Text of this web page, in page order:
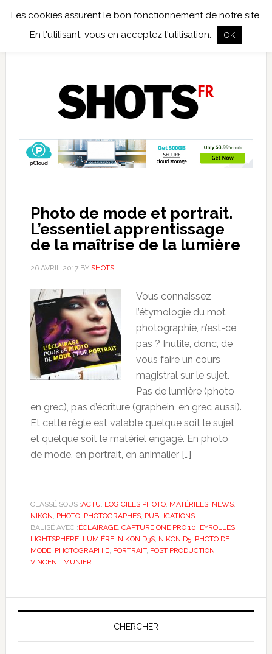
Photo de mode et portrait.
L’essentiel apprentissage
de la maîtrise de la lumière
26 AVRIL 2017BY SHOTS
Vous connaissez
l’étymologie du mot
photographie, n’est-ce
pas ? Inutile, donc, de
vous faire un cours
magistral sur le sujet.
Pas de lumière (photo
en grec), pas d’écriture (graphein, en grec aussi).
Et cette règle est valable quelque soit le sujet
et quelque soit le matériel engagé. En photo
de mode, en portrait, en animalier […]
CLASSÉ SOUS :ACTU LOGICIELS PHOTO, MATÉRIELS, NEWS,
NIKON PHOTO, PHOTOGRAPHES, PUBLICATIONS
BALISÉ AVEC :ÉCLAIRAGE, CAPTURE ONE PRO 10 EYROLLES,
LIGHTSPHERE, LUMIÈRE, NIKON D3S, NIKON D5, PHOTO DE
MODE, PHOTOGRAPHIE, PORTRAIT, POST PRODUCTION
VINCENT MUNIER
CHERCHER
Les cookies assurent le bon fonctionnement de notre site.
En l'utilisant, vous en acceptez l'utilisation.
OK